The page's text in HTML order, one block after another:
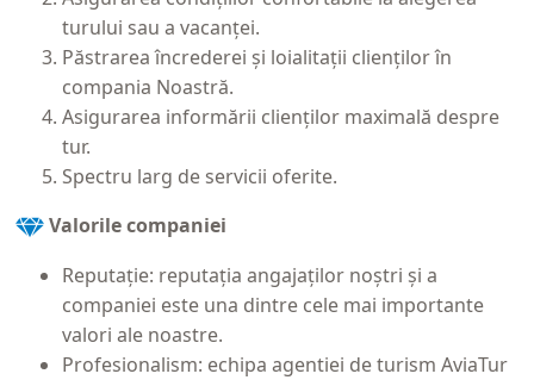
turului sau a vacanței.
Păstrarea încrederei şi loialitaţii clienţilor în
compania Noastră.
Asigurarea informării clienţilor maximală despre
tur.
Spectru larg de servicii oferite.
Valorile companiei
Reputaţie: reputaţia angajaţilor noştri şi a
companiei este una dintre cele mai importante
valori ale noastre.
Profesionalism: echipa agentiei de turism AviaTur